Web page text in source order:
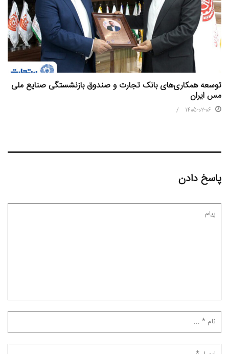
توسعه همکاری‌های بانک تجارت و صندوق بازنشستگی صنایع ملی
مس ایران
1405-02-06
پاسخ دادن